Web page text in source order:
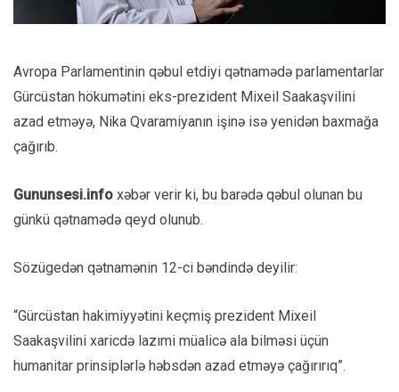
Avropa Parlamentinin qəbul etdiyi qətnamədə parlamentarlar
Gürcüstan hökumətini eks-prezident Mixeil Saakaşvilini
azad etməyə, Nika Qvaramiyanın işinə isə yenidən baxmağa
çağırıb.
Gununsesi.info xəbər verir ki, bu barədə qəbul olunan bu
günkü qətnamədə qeyd olunub.
Sözügedən qətnamənin 12-ci bəndində deyilir:
“Gürcüstan hakimiyyətini keçmiş prezident Mixeil
Saakaşvilini xaricdə lazımi müalicə ala bilməsi üçün
humanitar prinsiplərlə həbsdən azad etməyə çağırırıq”.